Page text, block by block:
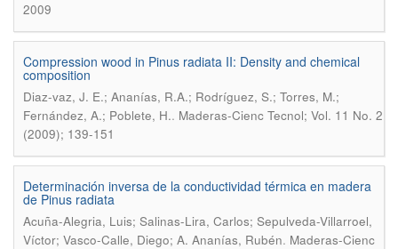
2009
Compression wood in Pinus radiata II: Density and chemical
composition
Diaz-vaz, J. E.; Ananías, R.A.; Rodríguez, S.; Torres, M.;
Fernández, A.; Poblete, H.. Maderas-Cienc Tecnol; Vol. 11 No. 2
(2009); 139-151
Determinación inversa de la conductividad térmica en madera
de Pinus radiata
Acuña-Alegria, Luis; Salinas-Lira, Carlos; Sepulveda-Villarroel,
Víctor; Vasco-Calle, Diego; A. Ananías, Rubén. Maderas-Cienc